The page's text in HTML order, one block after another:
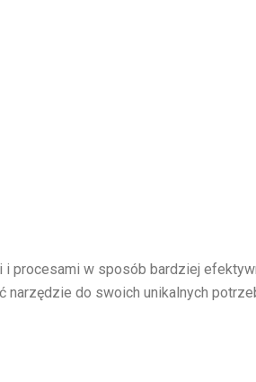
i procesami w sposób bardziej
do swoich unikalnych